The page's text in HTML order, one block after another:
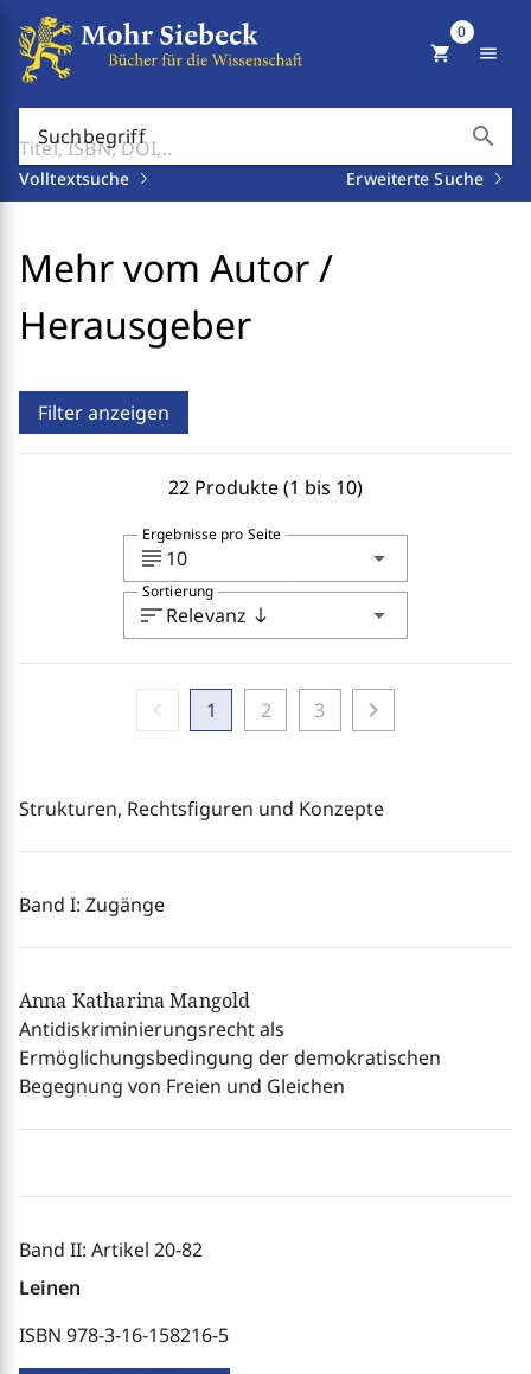
Suchbegriff search
Volltextsuche Erweiterte Suche
shopping_cart
0
menu
Mehr vom Autor /
Herausgeber
Filter anzeigen
22 Produkte (1 bis 10)
subject 10 arrow_drop_down
Ergebnisse pro Seite
sortRelevanz south arrow_drop_down
Sortierung
1 2 3 chevron_right
Strukturen, Rechtsfiguren und Konzepte
Band I: Zugänge
Anna Katharina Mangold
Antidiskriminierungsrecht als
Ermöglichungsbedingung der demokratischen
Begegnung von Freien und Gleichen
Band II: Artikel 20-82
Leinen
ISBN 978-3-16-158216-5